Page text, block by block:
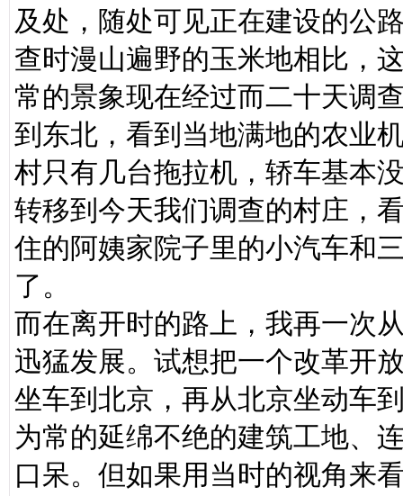
及处，随处可见正在建设的公
查时漫山遍野的玉米地相比，
常的景象现在经过而二十天调
到东北，看到当地满地的农业
村只有几台拖拉机，轿车基本
转移到今天我们调查的村庄，
住的阿姨家院子里的小汽车和
了。
而在离开时的路上，我再一次
迅猛发展。试想把一个改革开
坐车到北京，再从北京坐动车
为常的延绵不绝的建筑工地、
口呆。但如果用当时的视角来